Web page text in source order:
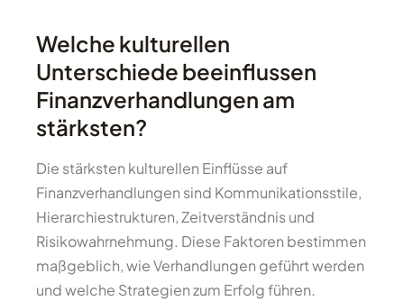
Welche kulturellen
Unterschiede beeinflussen
Finanzverhandlungen am
stärksten?
Die stärksten kulturellen Einflüsse auf
Finanzverhandlungen sind Kommunikationsstile,
Hierarchiestrukturen, Zeitverständnis und
Risikowahrnehmung. Diese Faktoren bestimmen
maßgeblich, wie Verhandlungen geführt werden
und welche Strategien zum Erfolg führen.